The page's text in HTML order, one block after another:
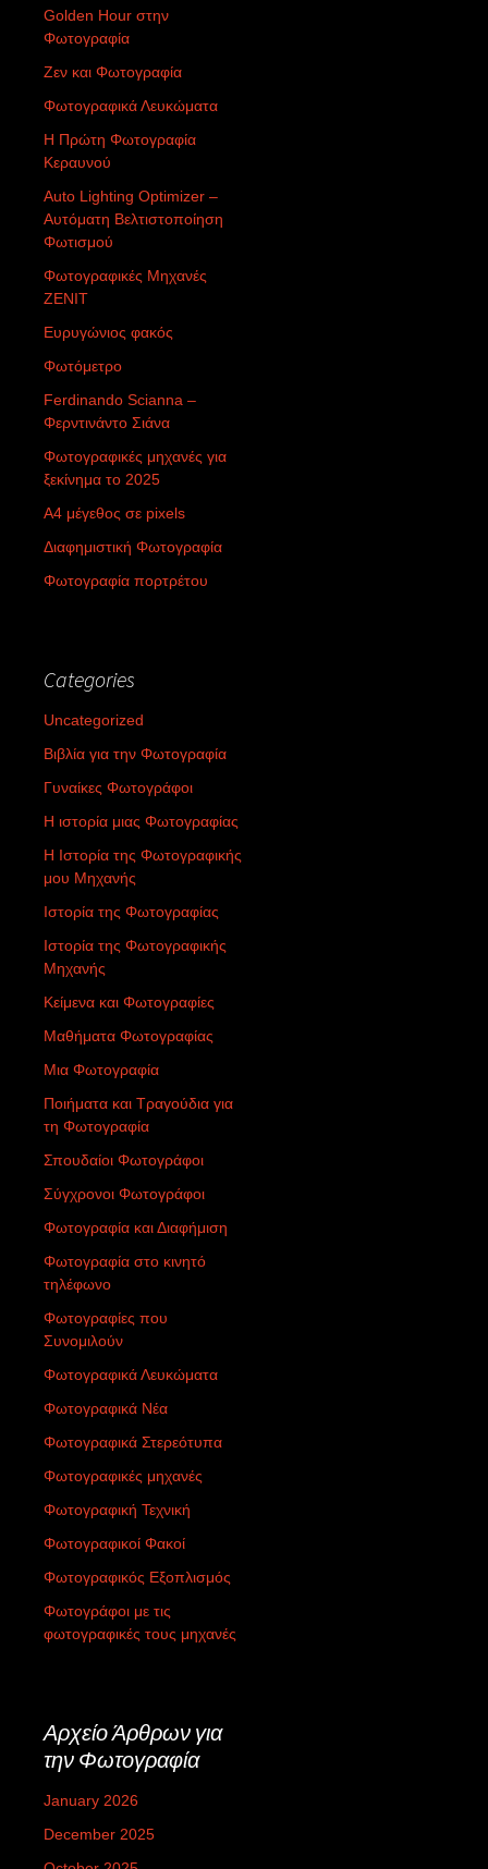
Golden Hour στην
Φωτογραφία
Ζεν και Φωτογραφία
Φωτογραφικά Λευκώματα
Η Πρώτη Φωτογραφία
Κεραυνού
Auto Lighting Optimizer –
Αυτόματη Βελτιστοποίηση
Φωτισμού
Φωτογραφικές Μηχανές
ZENIT
Ευρυγώνιος φακός
Φωτόμετρο
Ferdinando Scianna –
Φερντινάντο Σιάνα
Φωτογραφικές μηχανές για
ξεκίνημα το 2025
Α4 μέγεθος σε pixels
Διαφημιστική Φωτογραφία
Φωτογραφία πορτρέτου
Categories
Uncategorized
Βιβλία για την Φωτογραφία
Γυναίκες Φωτογράφοι
Η ιστορία μιας Φωτογραφίας
Η Ιστορία της Φωτογραφικής
μου Μηχανής
Ιστορία της Φωτογραφίας
Ιστορία της Φωτογραφικής
Μηχανής
Κείμενα και Φωτογραφίες
Μαθήματα Φωτογραφίας
Μια Φωτογραφία
Ποιήματα και Τραγούδια για
τη Φωτογραφία
Σπουδαίοι Φωτογράφοι
Σύγχρονοι Φωτογράφοι
Φωτογραφία και Διαφήμιση
Φωτογραφία στο κινητό
τηλέφωνο
Φωτογραφίες που
Συνομιλούν
Φωτογραφικά Λευκώματα
Φωτογραφικά Νέα
Φωτογραφικά Στερεότυπα
Φωτογραφικές μηχανές
Φωτογραφική Τεχνική
Φωτογραφικοί Φακοί
Φωτογραφικός Εξοπλισμός
Φωτογράφοι με τις
φωτογραφικές τους μηχανές
Αρχείο Άρθρων για
την Φωτογραφία
January 2026
December 2025